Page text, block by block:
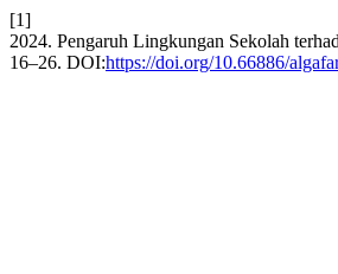
[1]
2024. Pengaruh Lingkungan Sekolah
16–26. DOI:https://doi.org/10.66886/